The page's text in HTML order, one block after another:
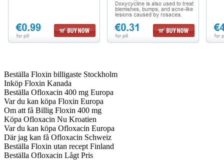
Beställa Floxin billigaste Stockholm
Inköp Floxin Kanada
Beställa Ofloxacin 400 mg Europa
Var du kan köpa Floxin Europa
Om att få Billig Floxin 400 mg
Köpa Ofloxacin Nu Kroatien
Var du kan köpa Ofloxacin Europa
Där jag kan få Ofloxacin Schweiz
Beställa Floxin utan recept Finland
Beställa Ofloxacin Lågt Pris